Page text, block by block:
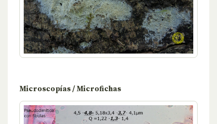
Microscopías / Microfichas